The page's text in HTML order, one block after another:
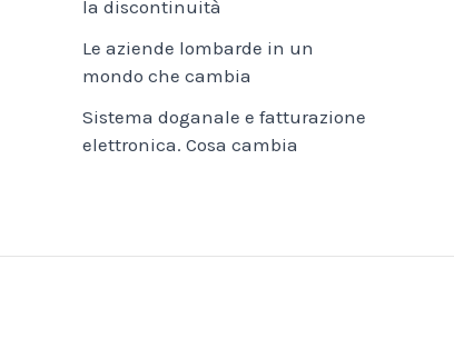
la discontinuità
Le aziende lombarde in un
mondo che cambia
Sistema doganale e fatturazione
elettronica. Cosa cambia